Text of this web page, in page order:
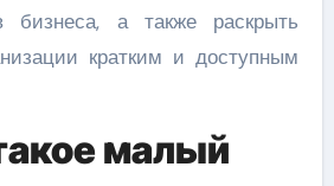
бизнеса, а также раскрыть
кратким и доступным
малый